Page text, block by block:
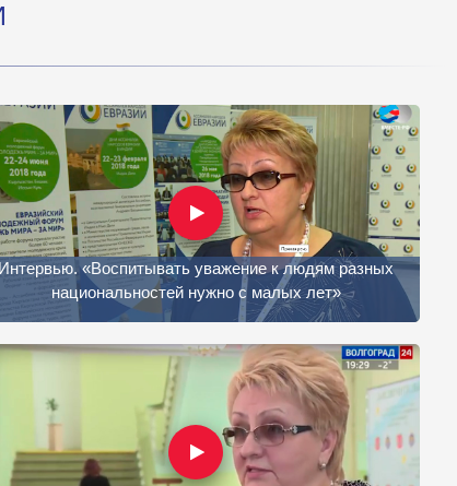
Интервью. «Воспитывать уважение к людям разных
национальностей нужно с малых лет»